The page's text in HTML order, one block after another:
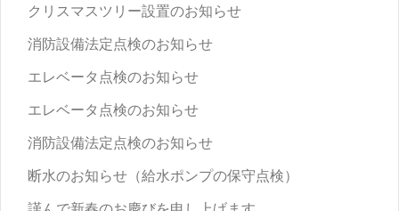
クリスマスツリー設置のお知らせ
消防設備法定点検のお知らせ
エレベータ点検のお知らせ
エレベータ点検のお知らせ
消防設備法定点検のお知らせ
断水のお知らせ（給水ポンプの保守点検）